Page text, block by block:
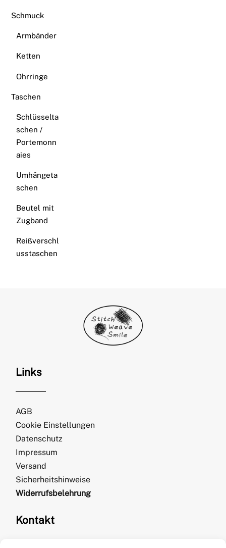
Schmuck
Armbänder
Ketten
Ohrringe
Taschen
Schlüsselta
schen /
Portemonn
aies
Umhängeta
schen
Beutel mit
Zugband
Reißverschl
usstaschen
Links
AGB
Cookie Einstellungen
Datenschutz
Impressum
Versand
Sicherheitshinweise
Widerrufsbelehrung
Kontakt